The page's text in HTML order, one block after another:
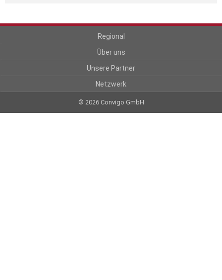
Regional
Über uns
Unsere Partner
Netzwerk
© 2026 Convigo GmbH